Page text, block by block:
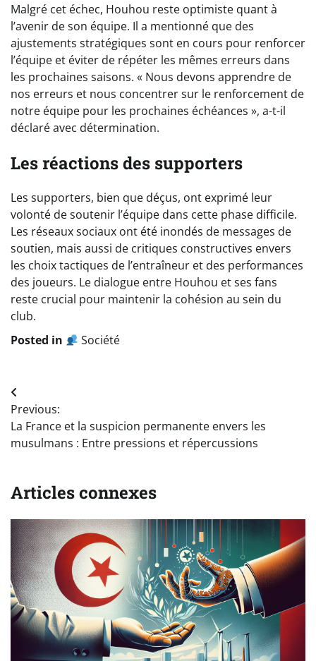
Malgré cet échec, Houhou reste optimiste quant à
l’avenir de son équipe. Il a mentionné que des
ajustements stratégiques sont en cours pour renforcer
l’équipe et éviter de répéter les mêmes erreurs dans
les prochaines saisons. « Nous devons apprendre de
nos erreurs et nous concentrer sur le renforcement de
notre équipe pour les prochaines échéances », a-t-il
déclaré avec détermination.
Les réactions des supporters
Les supporters, bien que déçus, ont exprimé leur
volonté de soutenir l’équipe dans cette phase difficile.
Les réseaux sociaux ont été inondés de messages de
soutien, mais aussi de critiques constructives envers
les choix tactiques de l’entraîneur et des performances
des joueurs. Le dialogue entre Houhou et ses fans
reste crucial pour maintenir la cohésion au sein du
club.
Posted in
Société
Navigation
de
l’article
Previous:
La France et la suspicion permanente envers les
musulmans : Entre pressions et répercussions
Articles connexes